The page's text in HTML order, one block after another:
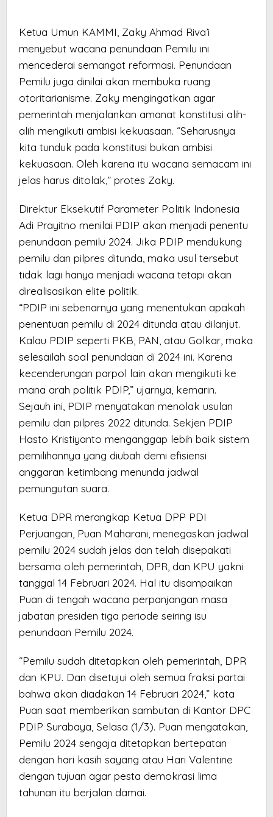
Ketua Umun KAMMI, Zaky Ahmad Riva’i
menyebut wacana penundaan Pemilu ini
mencederai semangat reformasi. Penundaan
Pemilu juga dinilai akan membuka ruang
otoritarianisme. Zaky mengingatkan agar
pemerintah menjalankan amanat konstitusi alih-
alih mengikuti ambisi kekuasaan. “Seharusnya
kita tunduk pada konstitusi bukan ambisi
kekuasaan. Oleh karena itu wacana semacam ini
jelas harus ditolak,” protes Zaky.
Direktur Eksekutif Parameter Politik Indonesia
Adi Prayitno menilai PDIP akan menjadi penentu
penundaan pemilu 2024. Jika PDIP mendukung
pemilu dan pilpres ditunda, maka usul tersebut
tidak lagi hanya menjadi wacana tetapi akan
direalisasikan elite politik.
“PDIP ini sebenarnya yang menentukan apakah
penentuan pemilu di 2024 ditunda atau dilanjut.
Kalau PDIP seperti PKB, PAN, atau Golkar, maka
selesailah soal penundaan di 2024 ini. Karena
kecenderungan parpol lain akan mengikuti ke
mana arah politik PDIP,” ujarnya, kemarin.
Sejauh ini, PDIP menyatakan menolak usulan
pemilu dan pilpres 2022 ditunda. Sekjen PDIP
Hasto Kristiyanto menganggap lebih baik sistem
pemilihannya yang diubah demi efisiensi
anggaran ketimbang menunda jadwal
pemungutan suara.
Ketua DPR merangkap Ketua DPP PDI
Perjuangan, Puan Maharani, menegaskan jadwal
pemilu 2024 sudah jelas dan telah disepakati
bersama oleh pemerintah, DPR, dan KPU yakni
tanggal 14 Februari 2024. Hal itu disampaikan
Puan di tengah wacana perpanjangan masa
jabatan presiden tiga periode seiring isu
penundaan Pemilu 2024.
“Pemilu sudah ditetapkan oleh pemerintah, DPR
dan KPU. Dan disetujui oleh semua fraksi partai
bahwa akan diadakan 14 Februari 2024,” kata
Puan saat memberikan sambutan di Kantor DPC
PDIP Surabaya, Selasa (1/3). Puan mengatakan,
Pemilu 2024 sengaja ditetapkan bertepatan
dengan hari kasih sayang atau Hari Valentine
dengan tujuan agar pesta demokrasi lima
tahunan itu berjalan damai.